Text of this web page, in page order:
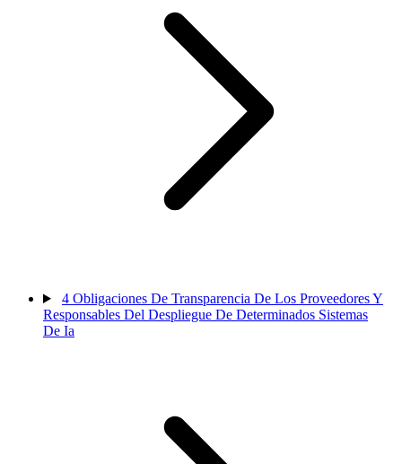
4 Obligaciones De Transparencia De Los Proveedores Y
Responsables Del Despliegue De Determinados Sistemas
De Ia